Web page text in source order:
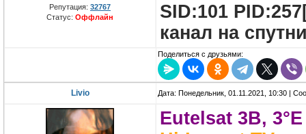
Репутация: 32767
Статус: Оффлайн
SID:101
канал на
Поделиться с друзьями:
Livio Дата: Понедельник, 01.11.2021, 10:30 |
Eutelsat 3B, 3°E